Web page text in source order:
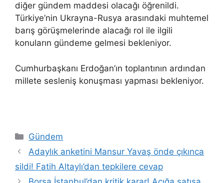
diğer gündem maddesi olacağı öğrenildi.
Türkiye’nin Ukrayna-Rusya arasındaki muhtemel
barış görüşmelerinde alacağı rol ile ilgili
konuların gündeme gelmesi bekleniyor.
Cumhurbaşkanı Erdoğan’ın toplantının ardından
millete sesleniş konuşması yapması bekleniyor.
Kategoriler
Gündem
Adaylık anketini Mansur Yavaş önde çıkınca
sildi! Fatih Altaylı’dan tepkilere cevap